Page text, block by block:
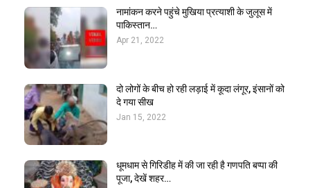
नामांकन करने पहुंचे मुखिया प्रत्याशी के जुलूस में
पाकिस्तान…
Apr 21, 2022
दो लोगों के बीच हो रही लड़ाई में कूदा लंगूर, इंसानों को
दे गया सीख
Jan 15, 2022
धूमधाम से गिरिडीह में की जा रही है गणपति बप्पा की
पूजा, देखें शहर…